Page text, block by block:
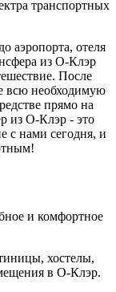
транспортных
аэропорта, отеля
из О-Клэр
После
всю необходимую
прямо на
из О-Клэр - это
с нами сегодня, и
и комфортное
хостелы,
в О-Клэр.